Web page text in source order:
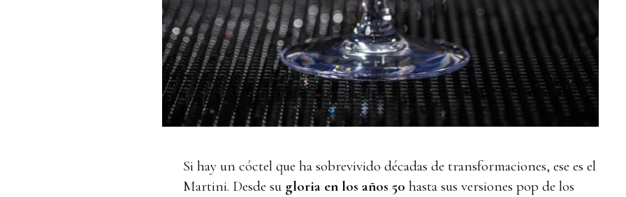
Si hay un cóctel que ha sobrevivido décadas de transformaciones, ese es el
Martini. Desde su gloria en los años 50 hasta sus versiones pop de los